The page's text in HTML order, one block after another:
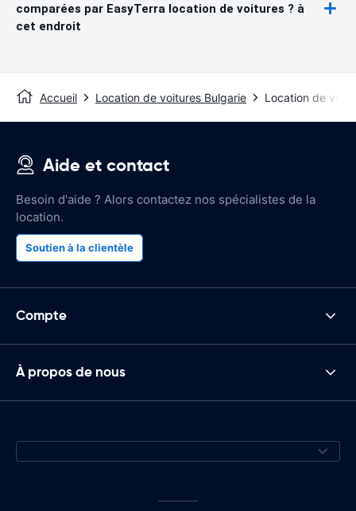
comparées par EasyTerra location de voitures ? à
cet endroit
Accueil Location de voitures Bulgarie Location de
Aide et contact
Besoin d'aide ? Alors contactez nos spécialistes de la
location.
Soutien à la clientèle
Compte
À propos de nous